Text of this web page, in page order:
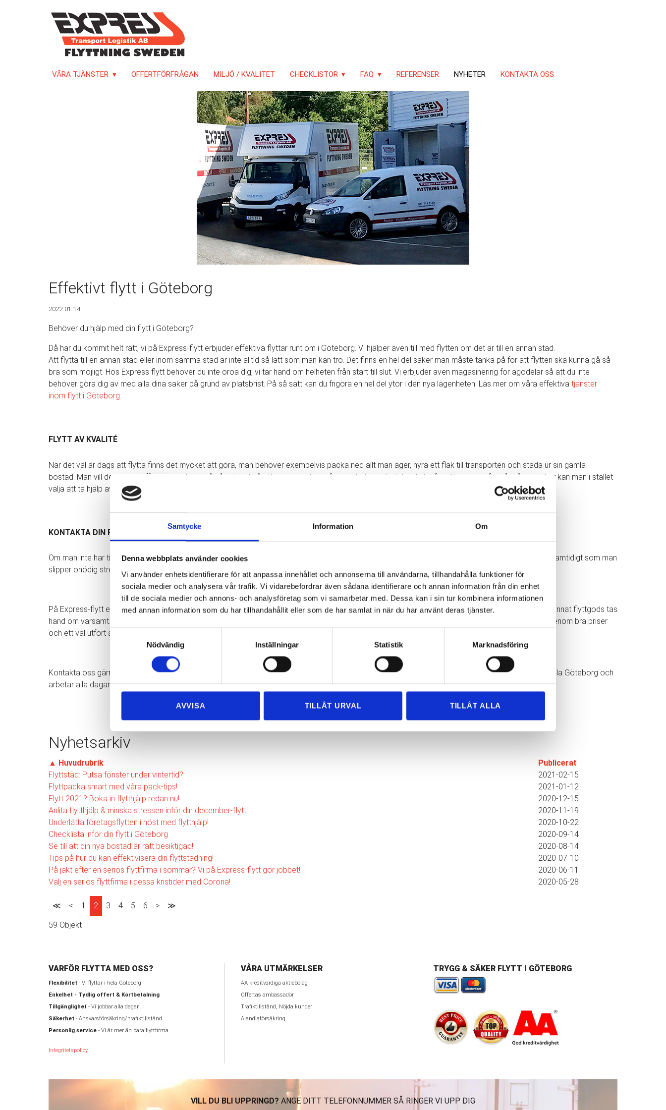
Samtycke Information Om
Denna webbplats använder cookies
Vi använder enhetsidentifierare för att anpassa innehållet och annonserna till användarna, tillhandahålla funktioner för
sociala medier och analysera vår trafik. Vi vidarebefordrar även sådana identifierare och annan information från din enhet
till de sociala medier och annons- och analysföretag som vi samarbetar med. Dessa kan i sin tur kombinera informationen
med annan information som du har tillhandahållit eller som de har samlat in när du har använt deras tjänster.
Samtyckesval
Nödvändig
Inställningar Statistik Marknadsföring
AVVISA TILLÅT URVAL TILLÅT ALLA
VÅRA TJÄNSTER OFFERTFÖRFRÅGAN MILJÖ / KVALITET CHECKLISTOR FAQ REFERENSER NYHETER KONTAKTA OSS
Effektivt flytt i Göteborg
2022-01-14
Behöver du hjälp med din flytt i Göteborg?
Då har du kommit helt rätt, vi på Express-flytt erbjuder effektiva flyttar runt om i Göteborg. Vi hjälper även till med flytten om det är till en annan stad.
Att flytta till en annan stad eller inom samma stad är inte alltid så lätt som man kan tro. Det finns en hel del saker man måste tänka på för att flytten ska kunna gå så
bra som möjligt. Hos Express flytt behöver du inte oroa dig, vi tar hand om helheten från start till slut. Vi erbjuder även magasinering för ägodelar så att du inte
behöver göra dig av med alla dina saker på grund av platsbrist. På så sätt kan du frigöra en hel del ytor i den nya lägenheten. Läs mer om våra effektiva tjänster
inom flytt i Göteborg.
FLYTT AV KVALITÉ
När det väl är dags att flytta finns det mycket att göra, man behöver exempelvis packa ned allt man äger, hyra ett flak till transporten och städa ur sin gamla
bostad. Man vill dessutom effektivisera tiden på något sätt så att man inte slösar för mycket onödig tid. I stället för att oroa sig för så många saker kan man i stället
välja att ta hjälp av professionella flyttarbetare för att sköta hela flytten.
KONTAKTA DIN FLYTTFIRMA I GÖTEBORG
Om man inte har tid att utföra flytten själv så är det mer gynnsamt att ta kontakt med en flyttfirma. Dels för att man får mer tid över till andra saker samtidigt som man
slipper onödig stress som vanligtvis förekommer vid en flytt.
På Express-flytt erbjuder vi även försäkring till alla våra kunder för att de ska kunna känna sig trygga och lugna att alla deras möbler, inredning och annat flyttgods tas
hand om varsamt. Vi på Express-flytt är en flyttfirma i Göteborg som gör det enkelt för dig att flytta. Vårt mål är alltid att sträva mot nöjda kunder genom bra priser
och ett väl utfört arbete.
Kontakta oss gärna om du har några frågor eller funderingar kring din flytt. Vi hjälper dig gärna och ser till att du får ett kostnadsförslag. Vi flyttar i hela Göteborg och
arbetar alla dagar i veckan.
Nyhetsarkiv
▲ Huvudrubrik
Publicerat
Flyttstäd: Putsa fönster under vintertid?
2021-02-15
Flyttpacka smart med våra pack-tips!
2021-01-12
Flytt 2021? Boka in flytthjälp redan nu!
2020-12-15
Anlita flytthjälp & minska stressen inför din december-flytt!
2020-11-19
Underlätta företagsflytten i höst med flytthjälp!
2020-10-22
Checklista inför din flytt i Göteborg
2020-09-14
Se till att din nya bostad är rätt besiktigad!
2020-08-14
Tips på hur du kan effektivisera din flyttstädning!
2020-07-10
På jakt efter en seriös flyttfirma i sommar? Vi på Express-flytt gör jobbet!
2020-06-11
Välj en seriös flyttfirma i dessa kristider med Corona!
2020-05-28
≪ < 1 2 3 4 5 6 > ≫
59 Objekt
VARFÖR FLYTTA MED OSS?
Flexibilitet - Vi flyttar i hela Göteborg
Enkelhet - Tydlig offert & Kortbetalning
Tillgänglighet - Vi jobbar alla dagar
Säkerhet - Ansvarsförsäkring/ trafiktillstånd
Personlig service- Vi är mer än bara flyttfirma
Integritetspolicy
VÅRA UTMÄRKELSER
AA kreditvärdiga aktiebolag
Offertas ambassadör
Trafiktillstånd, Nöjda kunder
Alandiaförsäkring
TRYGG & SÄKER FLYTT I GÖTEBORG
VILL DU BLI UPPRINGD? ANGE DITT TELEFONNUMMER SÅ RINGER VI UPP DIG